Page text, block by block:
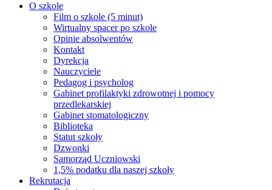
O szkole
Film o szkole (5 minut)
Wirtualny spacer po szkole
Opinie absolwentów
Kontakt
Dyrekcja
Nauczyciele
Pedagog i psycholog
Gabinet profilaktyki zdrowotnej i pomocy
przedlekarskiej
Gabinet stomatologiczny
Biblioteka
Statut szkoły
Dzwonki
Samorząd Uczniowski
1,5% podatku dla naszej szkoły
Rekrutacja